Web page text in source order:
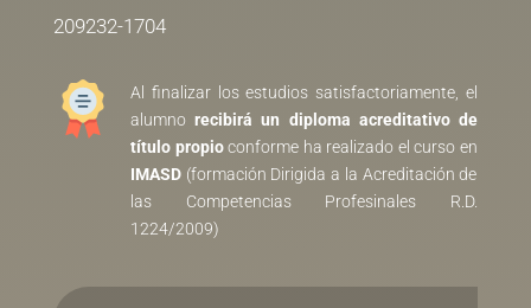
209232-1704
Al finalizar los estudios satisfactoriamente, el
alumnorecibirá un diploma acreditativo de
título propioconforme ha realizado el curso en
IMASD(formación Dirigida a la Acreditación de
las Competencias Profesinales R.D.
1224/2009)